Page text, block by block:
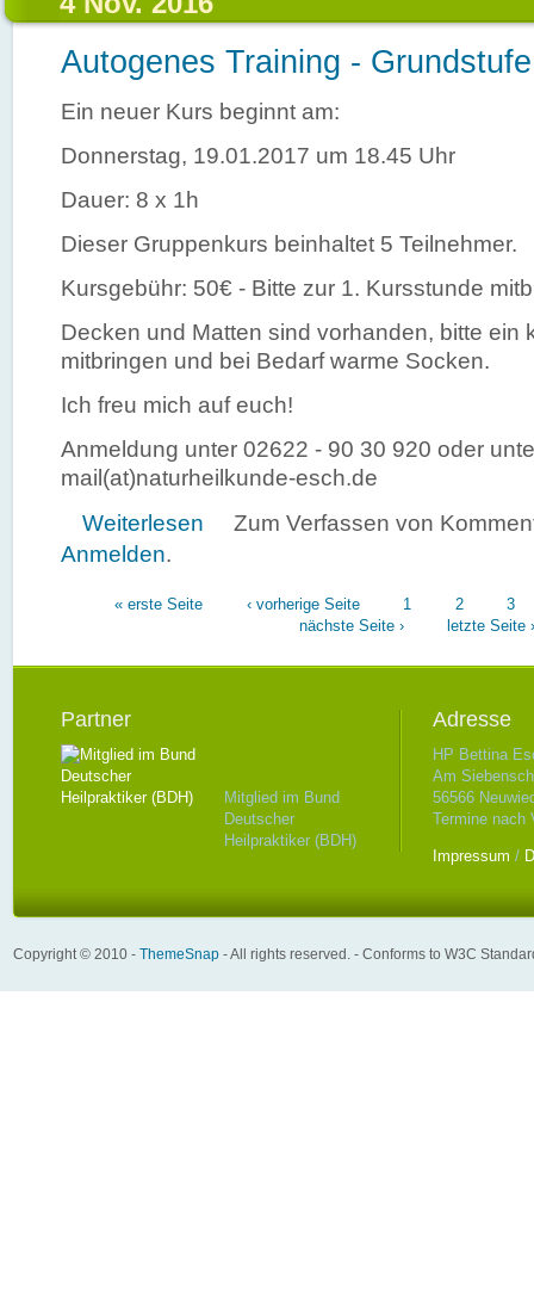
Autogenes Training - Grundstufe
Ein neuer Kurs beginnt am:
Donnerstag, 19.01.2017 um 18.45 Uhr
Dauer: 8 x 1h
Dieser Gruppenkurs beinhaltet 5 Teilnehmer.
Kursgebühr: 50€ - Bitte zur 1. Kursstunde
Decken und Matten sind vorhanden, bitte ein
mitbringen und bei Bedarf warme Socken.
Ich freu mich auf euch!
Anmeldung unter 02622 - 90 30 920 oder
mail(at)naturheilkunde-esch.de
Weiterlesen über Autogenes Training - Grundstufe
Zum Verfassen von
Anmelden.
Seiten« erste Seite ‹ vorherige Seite 1 2
3
nächste Seite ›
letzte Seite
Partner
Mitglied im Bund
Deutscher
Heilpraktiker (BDH)
Adresse
HP Bettina
Am
56566
Termine nach
Impressum /
Copyright © 2010 - ThemeSnap - All rights reserved. - Conforms to W3C